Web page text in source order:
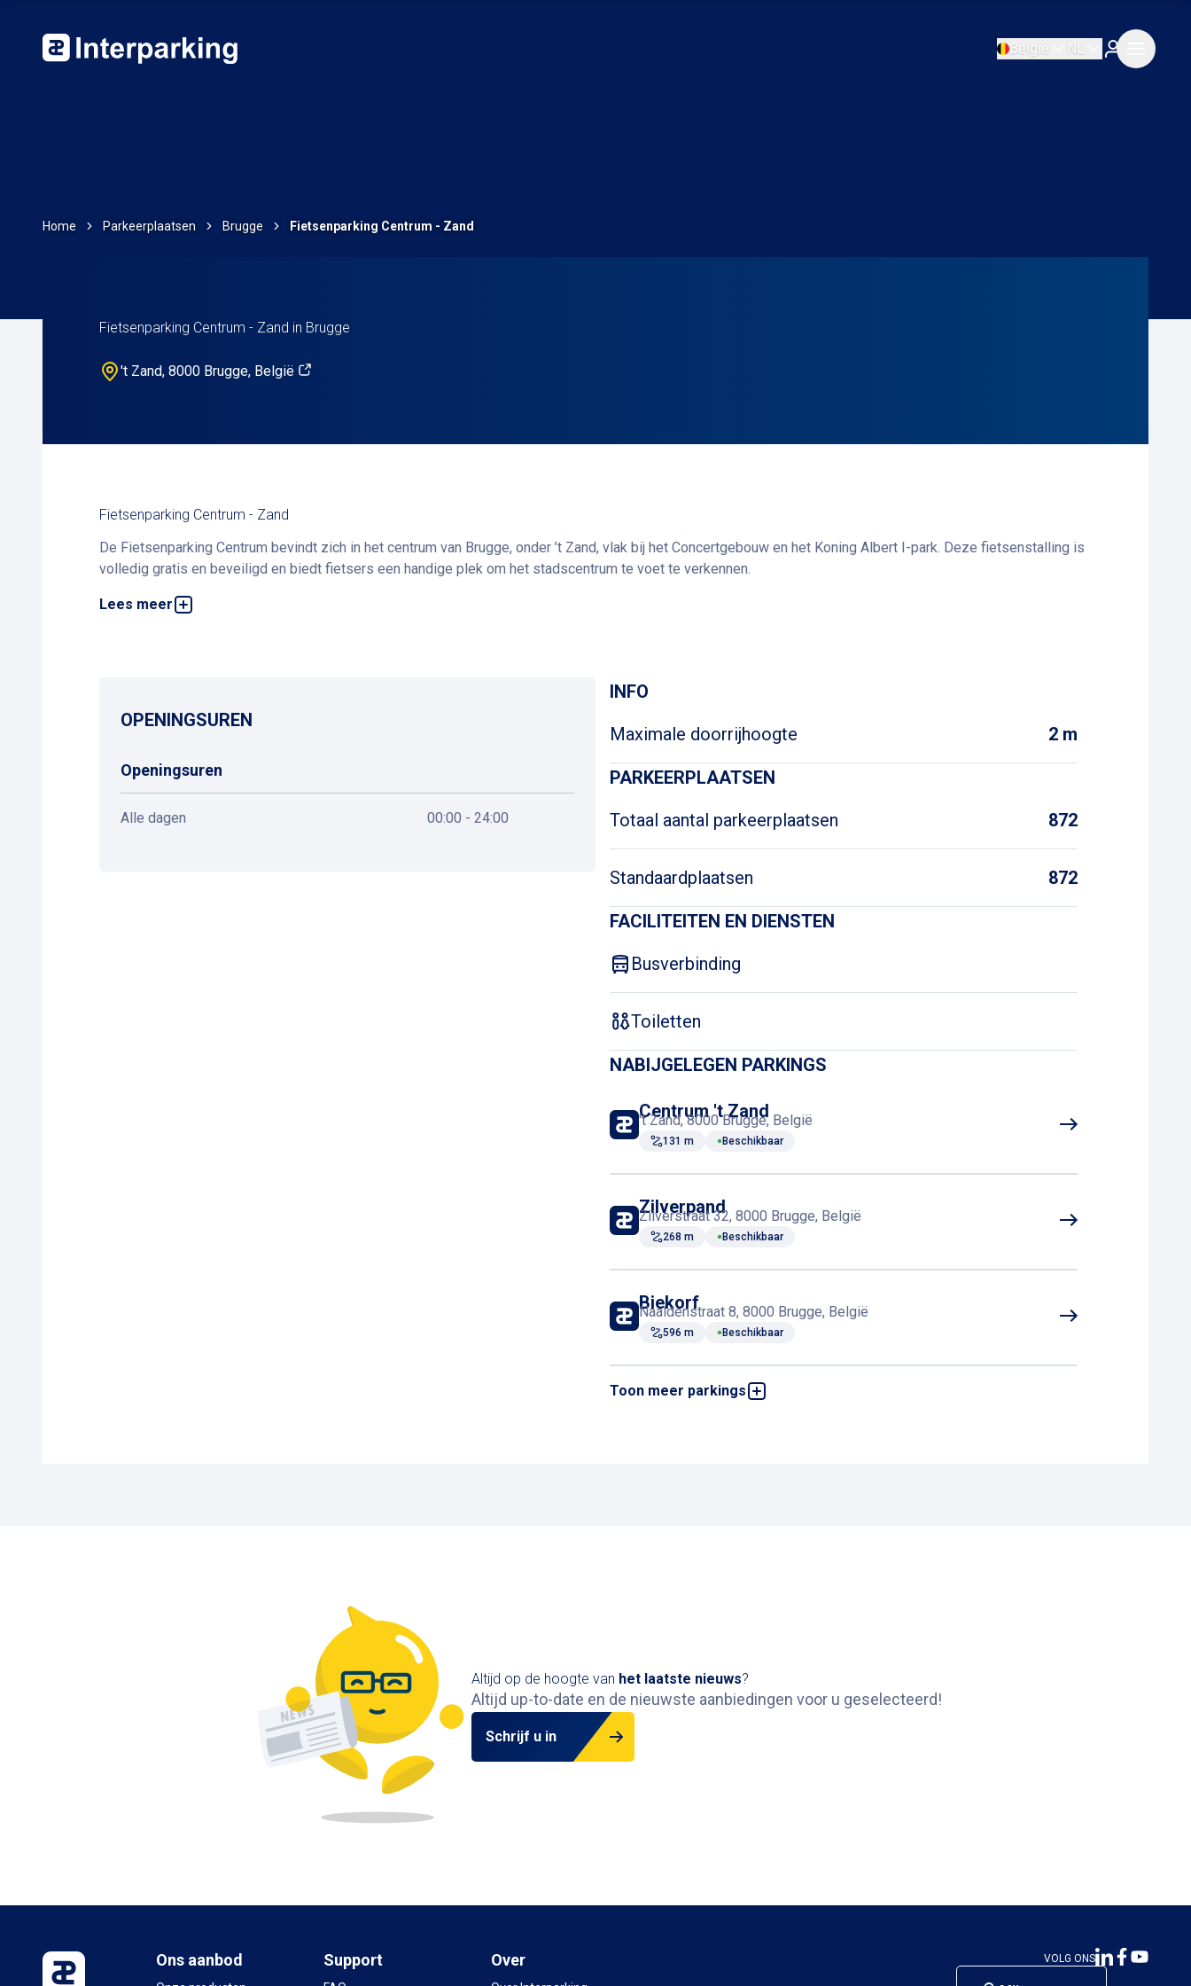
België NL
Home Parkeerplaatsen Brugge Fietsenparking Centrum - Zand
Fietsenparking Centrum - Zand in Brugge
't Zand, 8000 Brugge, België
Fietsenparking Centrum - Zand
De Fietsenparking Centrum bevindt zich in het centrum van Brugge, onder ’t Zand, vlak bij het Concertgebouw en het Koning Albert I-park. Deze fietsenstalling is
volledig gratis en beveiligd en biedt fietsers een handige plek om het stadscentrum te voet te verkennen.
Lees meer
De ingang ligt in de Noordzandstraat, waar een fietslift gemakkelijk toegang biedt tot niveau -1. De parking is 24 uur per dag geopend en beschikt over 872
OPENINGSUREN
Openingsuren
Alle dagen 00:00 - 24:00
INFO
Maximale doorrijhoogte
2 m
PARKEERPLAATSEN
Totaal aantal parkeerplaatsen
872
Standaardplaatsen 872
FACILITEITEN EN DIENSTEN
Busverbinding
Toiletten
NABIJGELEGEN PARKINGS
Centrum 't Zand
't Zand, 8000 Brugge, België
131 m Beschikbaar
Zilverpand
Zilverstraat 32, 8000 Brugge, België
268 m Beschikbaar
Biekorf
Naaldenstraat 8, 8000 Brugge, België
596 m Beschikbaar
Toon meer parkings
Oesterparking
Altijd op de hoogte van het laatste nieuws?
Altijd up-to-date en de nieuwste aanbiedingen voor u geselecteerd!
Schrijf u in
Ons aanbod Support Over VOLG ONS